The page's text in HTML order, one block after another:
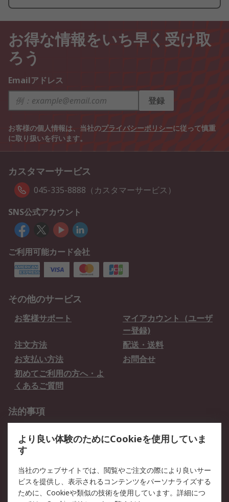
お得な情報をいち早く受け取
ろう
Emailアドレス
登録
お客様の個人情報は、当社のプライバシーポリシーに従って慎重
に取り扱いを行います。
カスタマーサービス
045-335-8888（カスタマーサービス）
SNS公式アカウント
ご利用可能カード会社
その他のサービス
お客様サポート
マイアカウント（ユーザ
ー登録)
注文方法
配送・送料
お支払い方法
お問合せ
初めてご利用の方へ・よ
くあるご質問
法的事項
クッキーポリシー
RSについて
会社概要
採用情報
より良い体験のためにCookieを使用していま
す
当社のウェブサイトでは、閲覧やご注文の際により良いサー
ビスを提供し、表示されるコンテンツをパーソナライズする
ために、Cookieや類似の技術を使用しています。詳細につ